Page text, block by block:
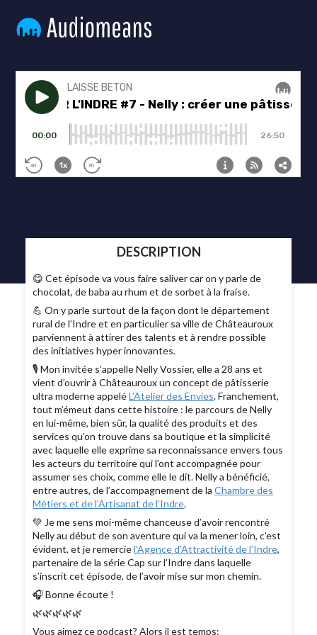
DESCRIPTION
😋 Cet épisode va vous faire saliver car on y parle de
chocolat, de baba au rhum et de sorbet à la fraise.
💪 On y parle surtout de la façon dont le département
rural de l’Indre et en particulier sa ville de Châteauroux
parviennent à attirer des talents et à rendre possible
des initiatives hyper innovantes.
🎙 Mon invitée s’appelle Nelly Vossier, elle a 28 ans et
vient d’ouvrir à Châteauroux un concept de pâtisserie
ultra moderne appeléL’Atelier des Envies. Franchement,
tout m’émeut dans cette histoire : le parcours de Nelly
en lui-même, bien sûr, la qualité des produits et des
services qu’on trouve dans sa boutique et la simplicité
avec laquelle elle exprime sa reconnaissance envers tous
les acteurs du territoire qui l’ont accompagnée pour
assumer ses choix, comme elle le dit. Nelly a bénéficié,
entre autres, de l’accompagnement de laChambre des
Métiers et de l’Artisanat de l’Indre.
💚 Je me sens moi-même chanceuse d’avoir rencontré
Nelly au début de son aventure qui va la mener loin, c’est
évident, et je remerciel’Agence d’Attractivité de l’Indre,
partenaire de la série Cap sur l’Indre dans laquelle
s’inscrit cet épisode, de l’avoir mise sur mon chemin.
🎧 Bonne écoute !
🌿🌿🌿🌿🌿
Vous aimez ce podcast? Alors il est temps: